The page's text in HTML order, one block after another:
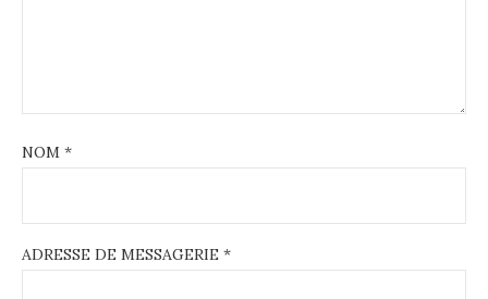
n
NOM *
ADRESSE DE MESSAGERIE *